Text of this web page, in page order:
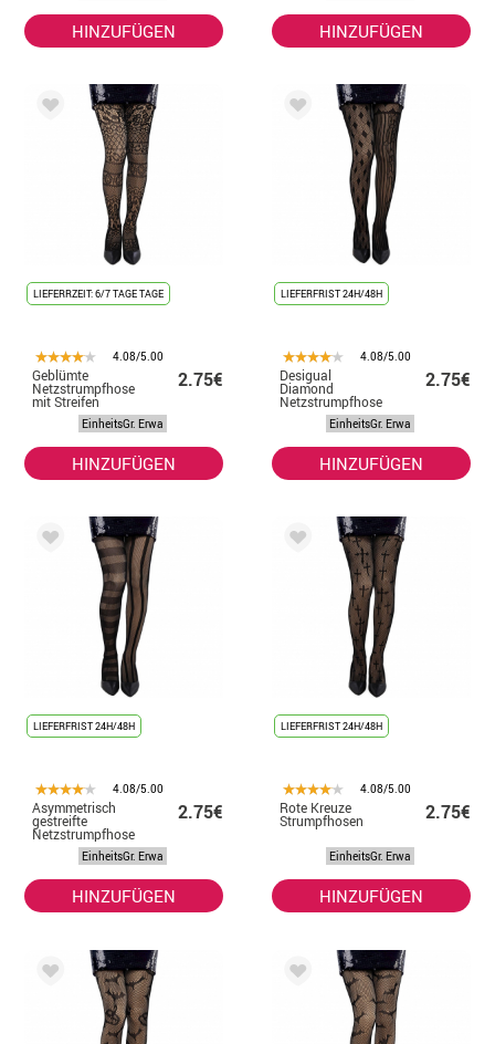
HINZUFÜGEN HINZUFÜGEN
LIEFERRZEIT: 6/7 TAGE TAGE
4.08/5.00
Geblümte
Netzstrumpfhose
mit Streifen
2.75€
EinheitsGr. Erwa
HINZUFÜGEN
LIEFERFRIST 24H/48H
4.08/5.00
Desigual
Diamond
Netzstrumpfhose
2.75€
EinheitsGr. Erwa
HINZUFÜGEN
LIEFERFRIST 24H/48H
4.08/5.00
Asymmetrisch
gestreifte
Netzstrumpfhose
2.75€
EinheitsGr. Erwa
HINZUFÜGEN
LIEFERFRIST 24H/48H
4.08/5.00
Rote Kreuze
Strumpfhosen 2.75€
EinheitsGr. Erwa
HINZUFÜGEN